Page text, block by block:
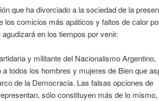
que ha divorciado a la sociedad de la
los comicios más apáticos y faltos de calor
en los tiempos por venir.
y militante del Nacionalismo Argentino,
todos los hombres y mujeres de Bien que
de la Democracia. Las falsas opciones de
sólo constituyen más de lo